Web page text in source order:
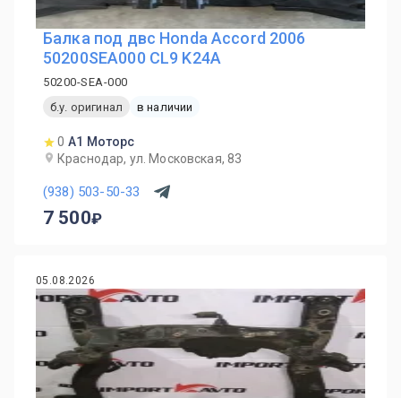
Балка под двс Honda Accord 2006
50200SEA000 CL9 K24A
50200-SEA-000
б.у. оригинал
в наличии
0 А1 Моторс
Краснодар, ул. Московская, 83
(938) 503-50-33
7 500
05.08.2026